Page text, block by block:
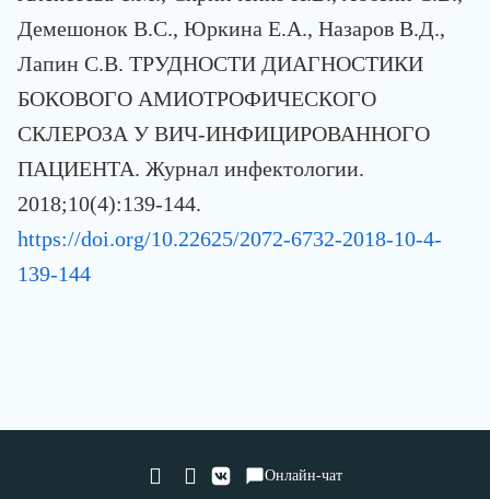
Демешонок В.С., Юркина Е.А., Назаров В.Д.,
Лапин С.В. ТРУДНОСТИ ДИАГНОСТИКИ
БОКОВОГО АМИОТРОФИЧЕСКОГО
СКЛЕРОЗА У ВИЧ-ИНФИЦИРОВАННОГО
ПАЦИЕНТА. Журнал инфектологии.
2018;10(4):139-144.
https://doi.org/10.22625/2072-6732-2018-10-4-
139-144
Онлайн-чат